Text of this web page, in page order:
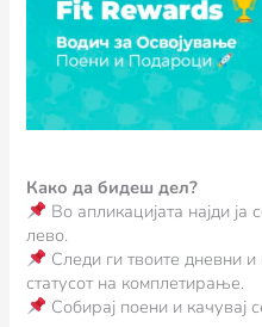
Како да бидеш дел?
Во апликацијата најди ја
лево.
Следи ги твоите дневни
статусот на комплетирање.
Собирај поени и качувај